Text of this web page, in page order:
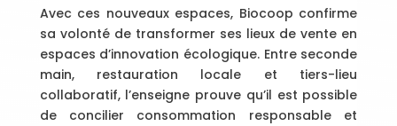
Avec ces nouveaux espaces, Biocoop confirme
sa volonté de transformer ses lieux de vente en
espaces d’innovation écologique. Entre seconde
main, restauration locale et tiers-lieu
collaboratif, l’enseigne prouve qu’il est possible
de concilier consommation responsable et